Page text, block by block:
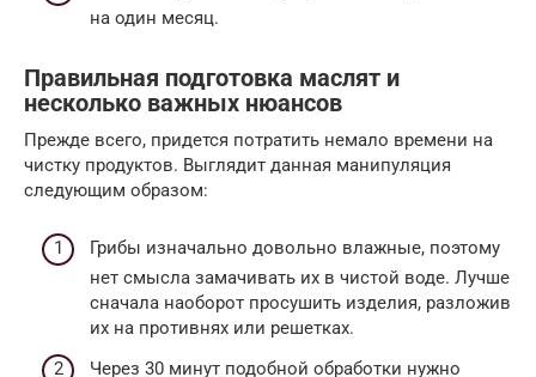
на один месяц.
Правильная подготовка маслят и
несколько важных нюансов
Прежде всего, придется потратить немало времени на
чистку продуктов. Выглядит данная манипуляция
следующим образом:
Грибы изначально довольно влажные, поэтому
нет смысла замачивать их в чистой воде. Лучше
сначала наоборот просушить изделия, разложив
их на противнях или решетках.
Через 30 минут подобной обработки нужно